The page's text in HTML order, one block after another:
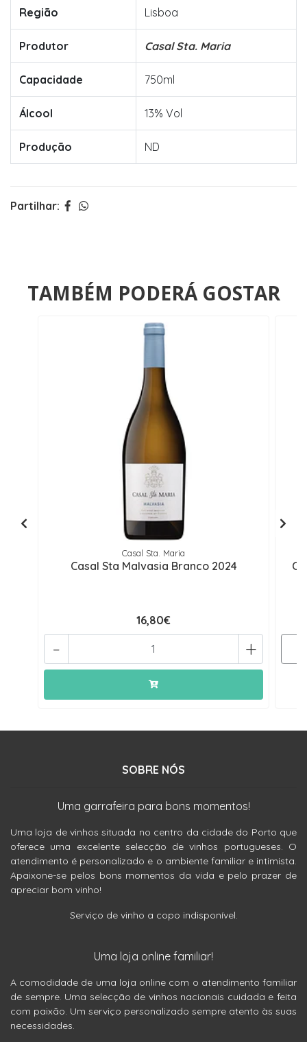
Região Lisboa
Produtor Casal Sta. Maria
Capacidade 750ml
Álcool 13% Vol
Produção ND
Partilhar:
TAMBÉM PODERÁ GOSTAR
Casal Sta. Maria
Casal Sta Malvasia Branco 2024
16,80€
+
-
SOBRE NÓS
Uma garrafeira para bons momentos!
Uma loja de vinhos situada no centro da cidade do Porto que
oferece uma excelente selecção de vinhos portugueses. O
atendimento é personalizado e o ambiente familiar e intimista.
Apaixone-se pelos bons momentos da vida e pelo prazer de
apreciar bom vinho!
Serviço de vinho a copo indisponível.
Uma loja online familiar!
A comodidade de uma loja online com o atendimento familiar
de sempre. Uma selecção de vinhos nacionais cuidada e feita
com paixão. Um serviço personalizado sempre atento às suas
necessidades.